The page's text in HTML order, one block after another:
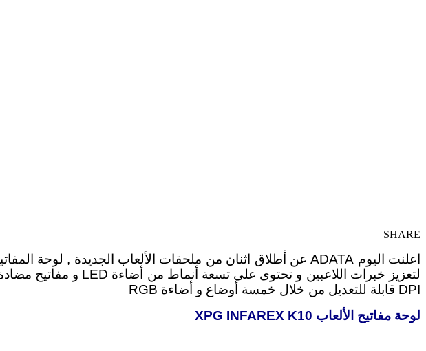
SHARE
DPI قابلة للتعديل من خلال خمسة أوضاع و أضاءة RGB
لوحة مفاتيح الألعاب XPG INFAREX K10